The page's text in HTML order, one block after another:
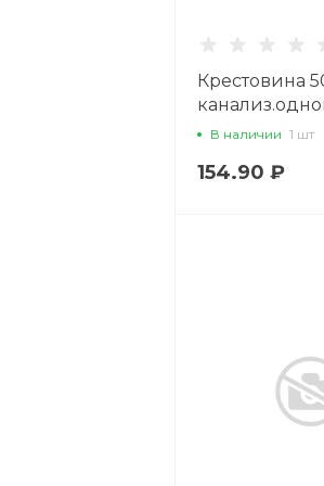
Крестовина
В наличии 1 шт
154.90 ₽